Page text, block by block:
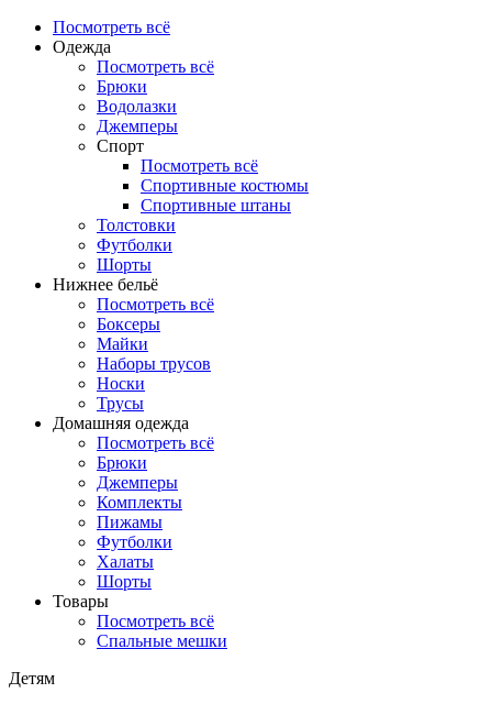
Посмотреть всё
Одежда
Посмотреть всё
Брюки
Водолазки
Джемперы
Спорт
Посмотреть всё
Спортивные костюмы
Спортивные штаны
Толстовки
Футболки
Шорты
Нижнее бельё
Посмотреть всё
Боксеры
Майки
Наборы трусов
Носки
Трусы
Домашняя одежда
Посмотреть всё
Брюки
Джемперы
Комплекты
Пижамы
Футболки
Халаты
Шорты
Товары
Посмотреть всё
Спальные мешки
Детям